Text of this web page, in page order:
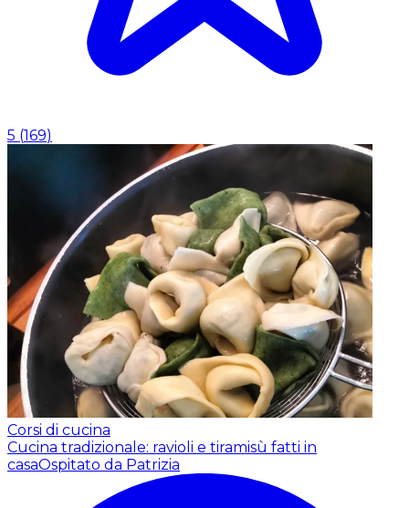
5 (169)
Corsi di cucina
Cucina tradizionale: ravioli e tiramisù fatti in
casaOspitato da Patrizia